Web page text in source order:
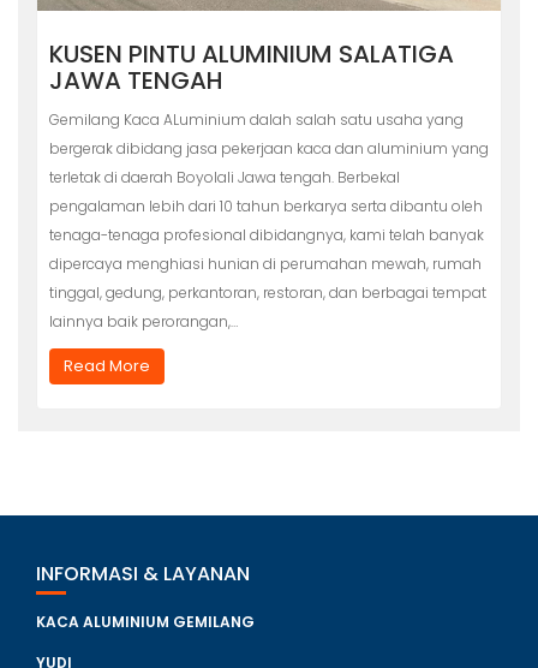
KUSEN PINTU ALUMINIUM SALATIGA
JAWA TENGAH
Gemilang Kaca ALuminium dalah salah satu usaha yang
bergerak dibidang jasa pekerjaan kaca dan aluminium yang
terletak di daerah Boyolali Jawa tengah. Berbekal
pengalaman lebih dari 10 tahun berkarya serta dibantu oleh
tenaga-tenaga profesional dibidangnya, kami telah banyak
dipercaya menghiasi hunian di perumahan mewah, rumah
tinggal, gedung, perkantoran, restoran, dan berbagai tempat
lainnya baik perorangan,…
Read More
INFORMASI & LAYANAN
KACA ALUMINIUM GEMILANG
YUDI